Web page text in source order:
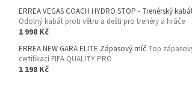
ERREA VEGAS COACH HYDRO STOP - Trenérský
Odolný kabát proti větru a dešti pro trenéry a hráče
1 998 Kč
ERREA NEW GARA ELITE Zápasový míč Top
certifikací FIFA QUALITY PRO
1 198 Kč